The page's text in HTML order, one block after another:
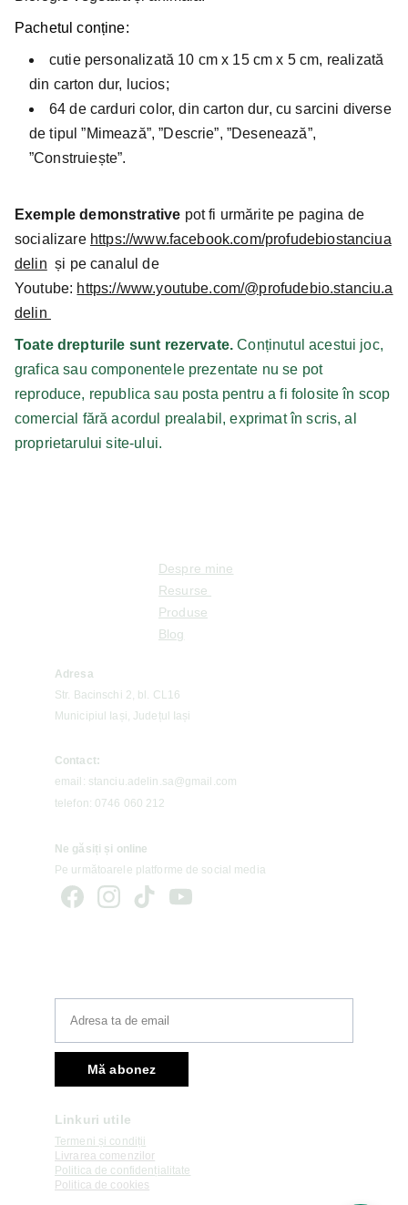
Pachetul conține:
cutie personalizată 10 cm x 15 cm x 5 cm, realizată
din carton dur, lucios;
64 de carduri color, din carton dur, cu sarcini diverse
de tipul ”Mimează”, ”Descrie”, ”Desenează”,
”Construiește”.
Exemple demonstrative pot fi urmărite pe pagina de
socializare https://www.facebook.com/profudebiostanciua
delin și pe canalul de
Youtube: https://www.youtube.com/@profudebio.stanciu.a
delin
Toate drepturile sunt rezervate.Conținutul acestui joc,
grafica sau componentele prezentate nu se pot
reproduce, republica sau posta pentru a fi folosite în scop
comercial fără acordul prealabil, exprimat în scris, al
proprietarului site-ului.
Contact:
email: stanciu.adelin.sa@gmail.com
telefon: 0746 060 212
Despre mine
Resurse
Produse
Blog
Mă abonez
Termeni și condiții
Livrarea comenzilor
Adresa
Str. Bacinschi 2, bl. CL16
Municipiul Iași, Județul Iași
Ne găsiți și online
Pe următoarele platforme de social media
Politica de cookies
Politica de confidențialitate
Linkuri utile